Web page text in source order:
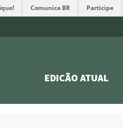
Comunica BR Participe
EDIÇÃO ATUAL